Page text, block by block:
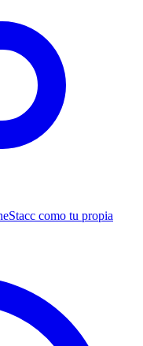
como tu propia